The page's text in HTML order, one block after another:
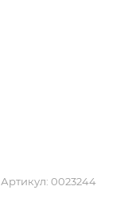
Артикул: 0023244